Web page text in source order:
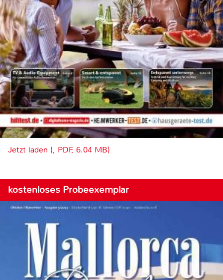
Jetzt laden (, PDF, 6.04 MB)
kostenloses Probeexemplar